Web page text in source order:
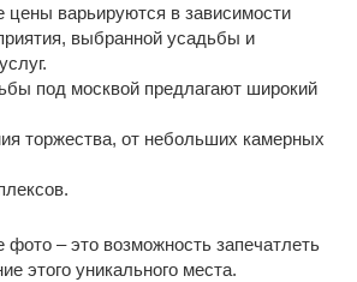
варьируются в зависимости
выбранной усадьбы и
под москвой предлагают широкий
торжества, от небольших камерных
– это возможность запечатлеть
этого уникального места.